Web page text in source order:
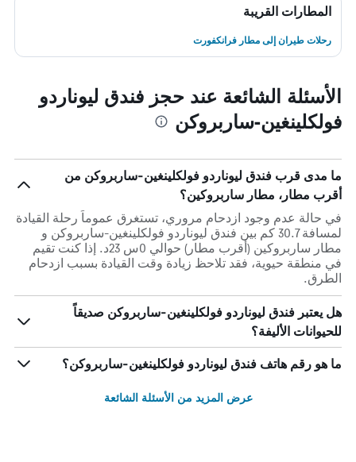
المطارات القريبة
رحلات طيران إلى مطار فرانكفورت
الأسئلة الشائعة عند حجز فندق ليوناردو
فولكلينغين-ساربروكن
ما مدى قرب فندق ليوناردو فولكلينغين-ساربروكن من
أقرب مطار، مطار ساربروكين؟
في حالة عدم وجود ازدحام مروري، تستغرق عموماً رحلة القيادة
لمسافة 30.7 كم بين فندق ليوناردو فولكلينغين-ساربروكن و
مطار ساربروكين (أقرب مطار) حوالي 0س 23د. إذا كنت تقيم
في منطقة حيوية، فقد تلاحظ زيادة وقت القيادة بسبب ازدحام
الطرق.
هل يعتبر فندق ليوناردو فولكلينغين-ساربروكن صديقاً
للحيوانات الأليفة؟
ما هو رقم هاتف فندق ليوناردو فولكلينغين-ساربروكن؟
عرض المزيد من الأسئلة الشائعة